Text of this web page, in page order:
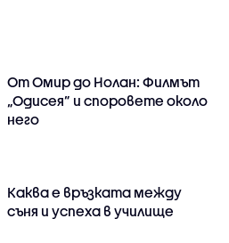
От Омир до Нолан: Филмът
„Одисея” и споровете около
него
Каква е връзката между
съня и успеха в училище